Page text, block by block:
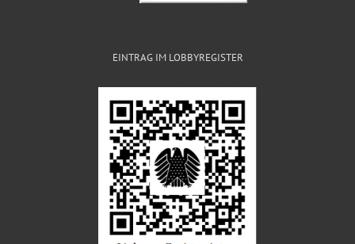
EINTRAG IM LOBBYREGISTER